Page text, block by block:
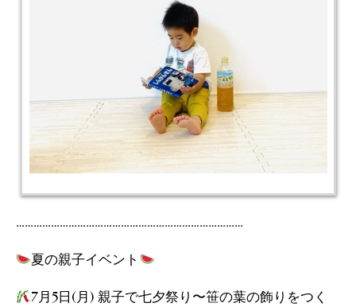
……………………………………………………………………
夏の親子イベント
7月5日(月) 親子で七夕祭り〜笹の葉の飾りをつく